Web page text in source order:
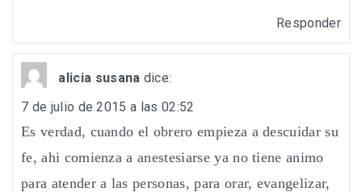
Responder
alicia susana dice:
7 de julio de 2015 a las 02:52
Es verdad, cuando el obrero empieza a descuidar su
fe, ahi comienza a anestesiarse ya no tiene animo
para atender a las personas, para orar, evangelizar,